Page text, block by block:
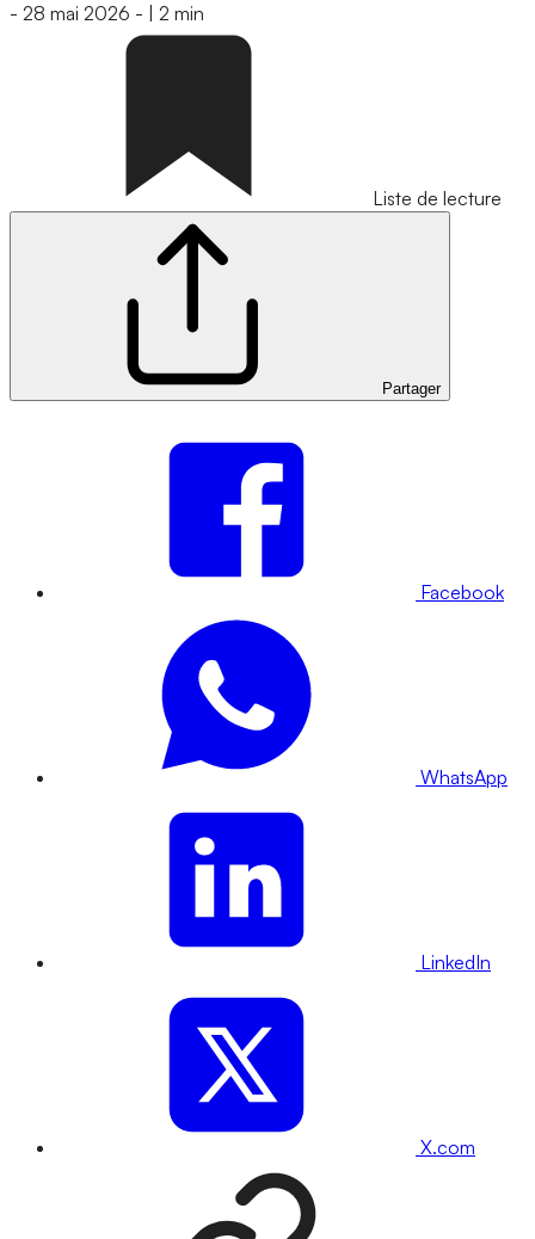
- 28 mai 2026 - 2 min
Liste de lecture
Partager
Facebook
WhatsApp
LinkedIn
X.com